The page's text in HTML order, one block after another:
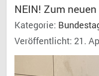
NEIN! Zum
Kategorie:
Veröffentlicht: 21.